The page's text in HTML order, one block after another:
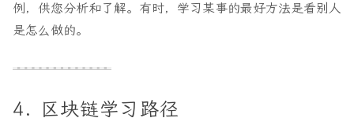
例，供您分析和了解。有时，学习某事的最好方法是看别人
是怎么做的。
4. 区块链学习路径